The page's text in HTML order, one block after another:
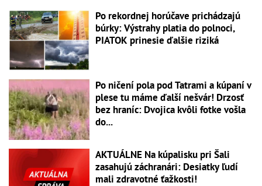
Po rekordnej horúčave prichádzajú
búrky: Výstrahy platia do polnoci,
PIATOK prinesie ďalšie riziká
Po ničení pola pod Tatrami a kúpaní v
plese tu máme ďalší nešvár! Drzosť
bez hraníc: Dvojica kvôli fotke vošla
do...
AKTUÁLNE Na kúpalisku pri Šali
zasahujú záchranári: Desiatky ľudí
mali zdravotné ťažkosti!